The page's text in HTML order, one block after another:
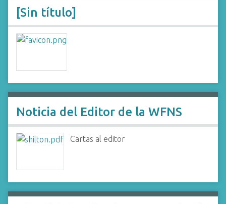
[Sin título]
Noticia del Editor de la WFNS
Cartas al editor